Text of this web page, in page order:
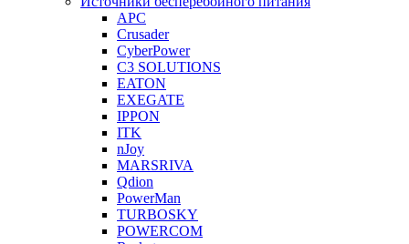
APC
Crusader
CyberPower
C3 SOLUTIONS
EATON
EXEGATE
IPPON
ITK
nJoy
MARSRIVA
Qdion
PowerMan
TURBOSKY
POWERCOM